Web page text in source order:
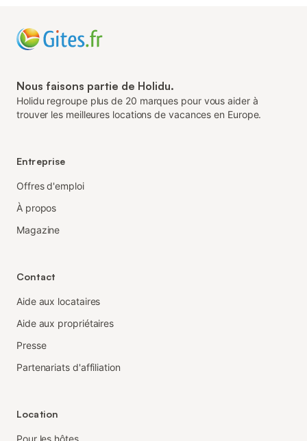
Nous faisons partie de Holidu.
Holidu regroupe plus de 20 marques pour vous aider à
trouver les meilleures locations de vacances en Europe.
Entreprise
Offres d'emploi
À propos
Magazine
Contact
Aide aux locataires
Aide aux propriétaires
Presse
Partenariats d'affiliation
Location
Pour les hôtes